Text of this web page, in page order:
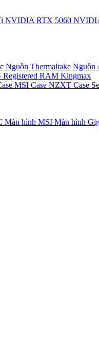
NVIDIA RTX 5060
Nguồn Thermaltake Nguồn
RAM Kingmax
MSI Case NZXT Case
Màn hình MSI Màn hình